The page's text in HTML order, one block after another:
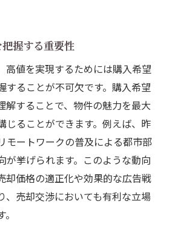
でのトラブルを未然に防ぐ方
にしたスケジュール管理法
学ぶガイドの活用法
把握するための地域不動産動
動産動向を把握する手法
ールを活用したリサーチの基
られるリアルな情報
握する重要性
高値を実現するためには購入希望
することが不可欠です。購入希望
解することで、物件の魅力を最大
じることができます。例えば、昨
モートワークの普及による都市部
が挙げられます。このような動向
却価格の適正化や効果的な広告戦
、売却交渉においても有利な立場